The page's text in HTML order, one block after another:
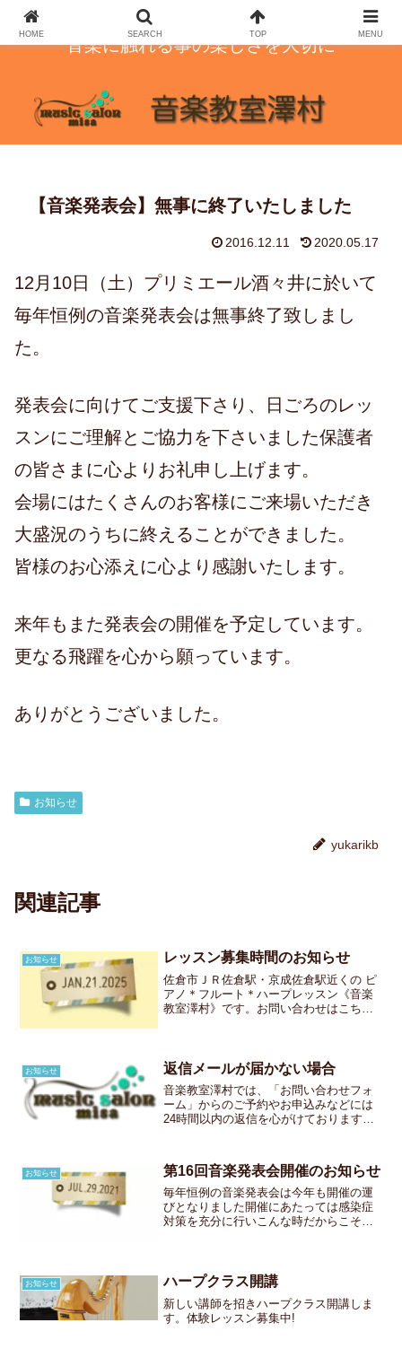
音楽に触れる事の楽しさを大切に
【音楽発表会】無事に終了いたしました
2016.12.11 2020.05.17
12月10日（土）プリミエール酒々井に於いて
毎年恒例の音楽発表会は無事終了致しまし
た。
発表会に向けてご支援下さり、日ごろのレッ
スンにご理解とご協力を下さいました保護者
の皆さまに心よりお礼申し上げます。
会場にはたくさんのお客様にご来場いただき
大盛況のうちに終えることができました。
皆様のお心添えに心より感謝いたします。
来年もまた発表会の開催を予定しています。
更なる飛躍を心から願っています。
ありがとうございました。
お知らせ
yukarikb
関連記事
お知らせ レッスン募集時間のお知らせ
佐倉市ＪＲ佐倉駅・京成佐倉駅近くの ピ
アノ＊フルート＊ハープレッスン《音楽
教室澤村》です。お問い合わせはこちら
気軽にお問合せ下さい
お知らせ 返信メールが届かない場合
音楽教室澤村では、「お問い合わせフォ
ーム」からのご予約やお申込みなどには
24時間以内の返信を心がけております。
絡をくださいますようお願いいたしま
す。◆記載したメールア...
お知らせ 第16回音楽発表会開催のお知らせ
毎年恒例の音楽発表会は今年も開催の運
びとなりました開催にあたっては感染症
対策を充分に行いこんな時だからこそ
楽の勉強をする人にとって...
お知らせ ハープクラス開講
新しい講師を招きハープクラス開講しま
す。体験レッスン募集中!
HOME SEARCH TOP MENU